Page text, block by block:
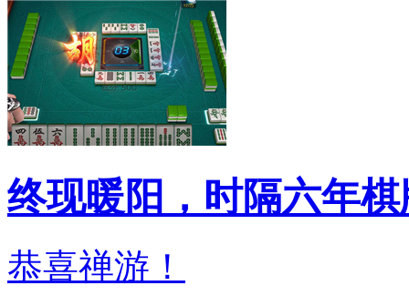
终现暖阳，时隔六年
恭喜禅游！